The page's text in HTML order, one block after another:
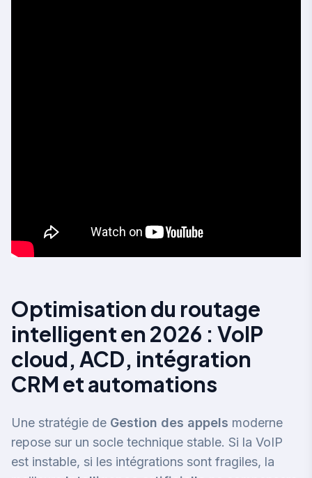
Optimisation du routage
intelligent en 2026 : VoIP
cloud, ACD, intégration
CRM et automations
Une stratégie de Gestion des appels moderne
repose sur un socle technique stable. Si la VoIP
est instable, si les intégrations sont fragiles, la